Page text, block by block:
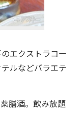
エクストラコー
ルなどバラエテ
膳酒。飲み放題